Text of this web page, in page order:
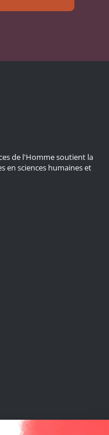
de l'Homme soutient la
en sciences humaines et